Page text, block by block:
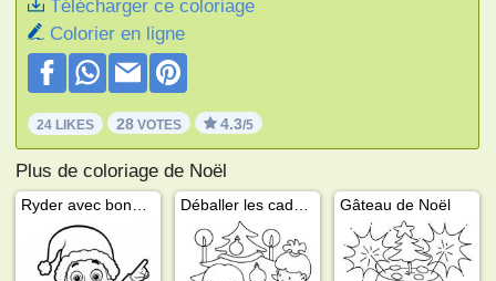
Télécharger ce coloriage
Colorier en ligne
24 LIKES 28 VOTES 4.3/5
Plus de coloriage de Noël
Gâteau de Noël